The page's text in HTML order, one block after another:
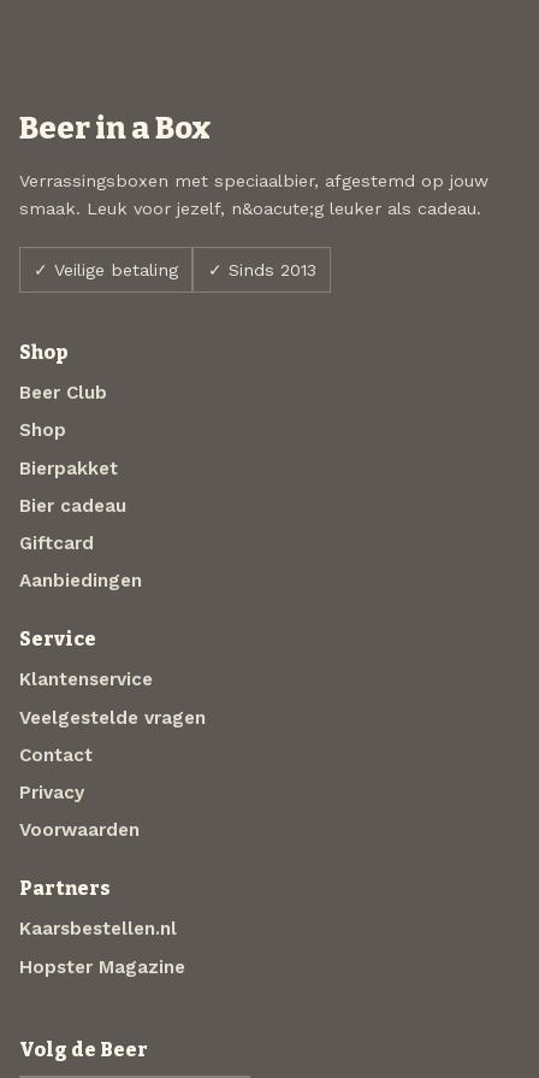
Beer in a Box
Verrassingsboxen met speciaalbier, afgestemd op jouw
smaak. Leuk voor jezelf, n&oacute;g leuker als cadeau.
✓ Veilige betaling ✓ Sinds 2013
Shop
Beer Club
Shop
Bierpakket
Bier cadeau
Giftcard
Aanbiedingen
Service
Klantenservice
Veelgestelde vragen
Contact
Privacy
Voorwaarden
Partners
Kaarsbestellen.nl
Hopster Magazine
Volg de Beer